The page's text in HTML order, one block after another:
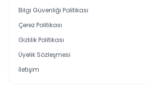
Bilgi Güvenliği Politikası
Çerez Politikası
Gizlilik Politikası
Üyelik Sözleşmesi
İletişim